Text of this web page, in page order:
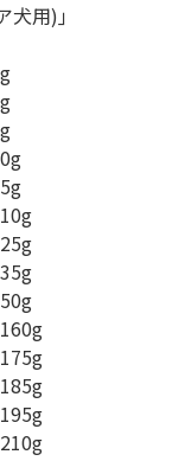
犬用)｣